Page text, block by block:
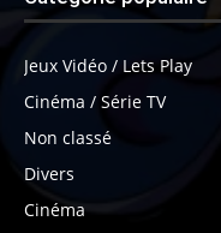
Jeux Vidéo / Lets Play
Cinéma / Série TV
Non classé
Divers
Cinéma